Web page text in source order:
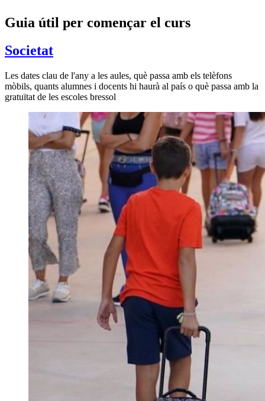
Guia útil per començar el curs
Societat
Les dates clau de l'any a les aules, què passa amb els telèfons
mòbils, quants alumnes i docents hi haurà al país o què passa amb la
gratuïtat de les escoles bressol